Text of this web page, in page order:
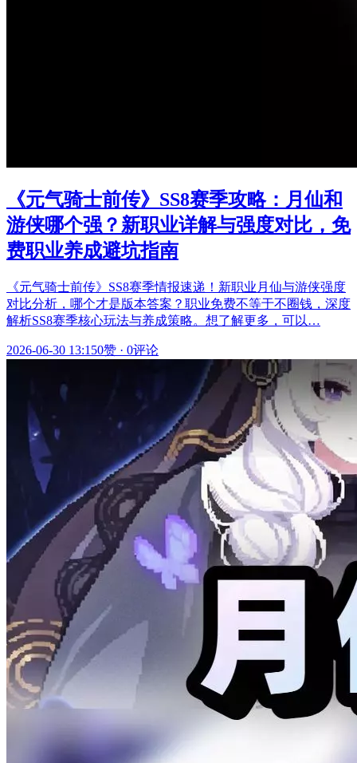
《元气骑士前传》SS8赛季攻略：月仙和
游侠哪个强？新职业详解与强度对比，免
费职业养成避坑指南
《元气骑士前传》SS8赛季情报速递！新职业月仙与游侠强度
对比分析，哪个才是版本答案？职业免费不等于不圈钱，深度
解析SS8赛季核心玩法与养成策略。想了解更多，可以…
2026-06-30 13:150赞 · 0评论